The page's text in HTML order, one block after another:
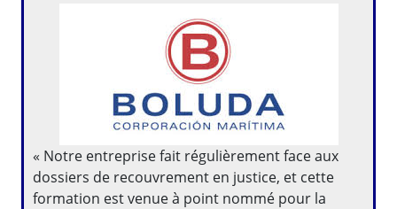
« Notre entreprise fait régulièrement face aux
dossiers de recouvrement en justice, et cette
formation est venue à point nommé pour la